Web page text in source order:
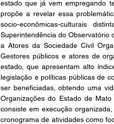
estado que já vem empregando
propõe a revelar essa
socio-econômicas-culturais
Superintendência do Observatório
a Atores da Sociedade Civil
Gestores públicos e atores de
estado, que apresentam alto
legislação e políticas públicas de
ser beneficiadas, obtendo uma
Organizações do Estado de
consiste em execução
cronograma de atividades como